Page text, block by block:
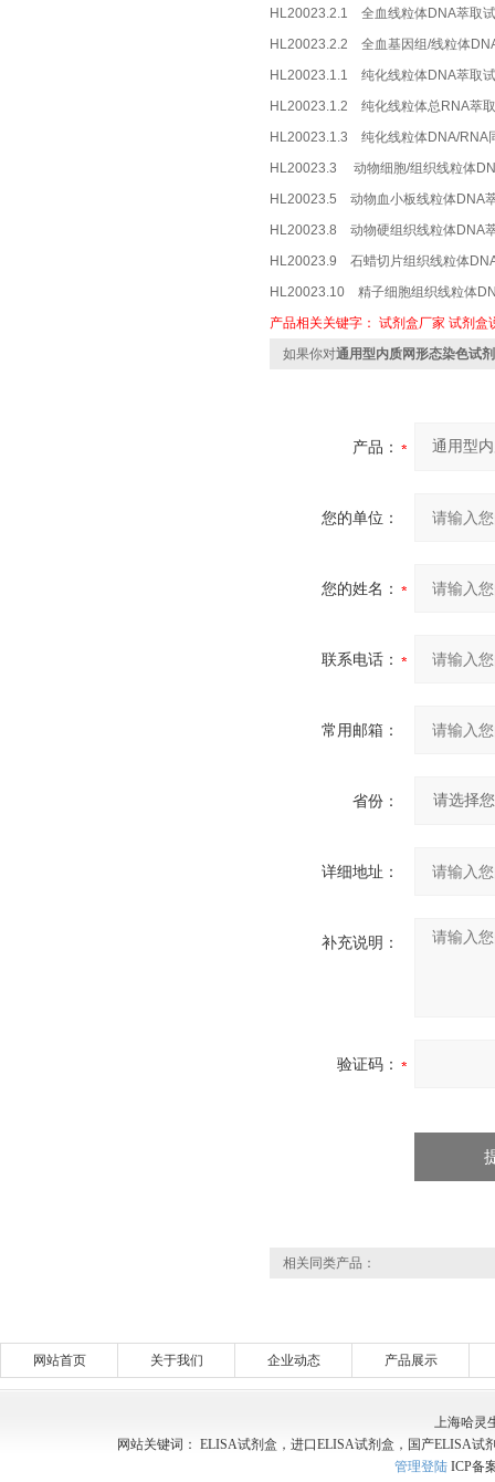
HL20023.2.1 全血线粒体DNA萃取
HL20023.2.2 全血基因组/线粒体
HL20023.1.1 纯化线粒体DNA萃取
HL20023.1.2 纯化线粒体总RNA萃
HL20023.1.3 纯化线粒体DNA/
HL20023.3 动物细胞/组织线粒体
HL20023.5 动物血小板线粒体DNA
HL20023.8 动物硬组织线粒体DNA
HL20023.9 石蜡切片组织线粒体
HL20023.10 精子细胞组织线粒体
产品相关关键字： 试剂盒厂家 试剂盒
如果你对通用型内质网形态染色试
产品：
您的单位：
您的姓名：
联系电话：
常用邮箱：
省份：
详细地址：
补充说明：
验证码：
相关同类产品：
网站首页 关于我们 企业动态 产品展示
上海哈灵
网站关键词： ELISA试剂盒，进口ELISA试剂盒，国产ELISA
管理登陆 ICP备